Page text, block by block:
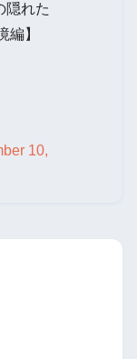
隠れた
編】
10,